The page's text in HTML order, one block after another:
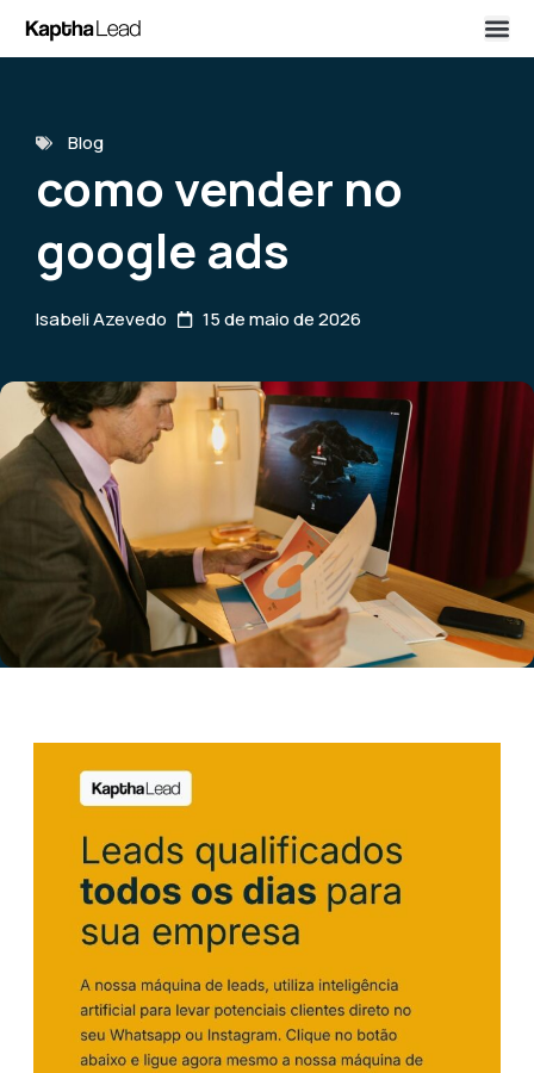
Blog
como vender no
google ads
Isabeli Azevedo 15 de maio de 2026